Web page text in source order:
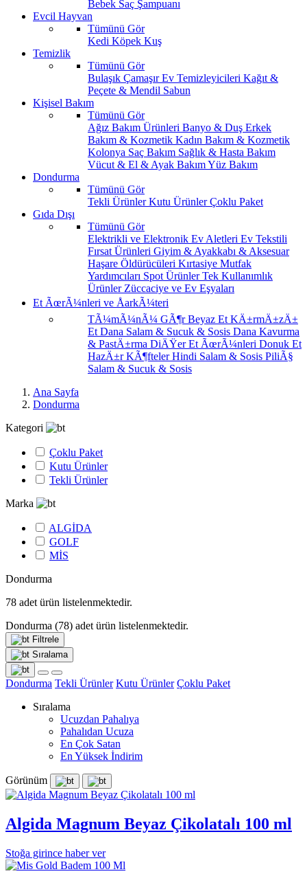
Bebek Saç Şampuanı
Evcil Hayvan
Tümünü Gör
Kedi Köpek Kuş
Temizlik
Tümünü Gör
Bulaşık ÇamaşırEv Temizleyicileri Kağıt &
Peçete & Mendil Sabun
Kişisel Bakım
Tümünü Gör
Ağız Bakım Ürünleri Banyo & Duş Erkek
Bakım & Kozmetik Kadın Bakım & Kozmetik
Kolonya Saç Bakım Sağlık & Hasta Bakım
Vücut & El & Ayak BakımYüz Bakım
Dondurma
Tümünü Gör
Tekli ÜrünlerKutu ÜrünlerÇoklu Paket
Gıda Dışı
Tümünü Gör
Elektrikli ve Elektronik Ev Aletleri Ev Tekstili
Fırsat Ürünleri Giyim & Ayakkabı & Aksesuar
Haşare Öldürücüleri Kırtasiye Mutfak
Yardımcıları Spot ÜrünlerTek Kullanımlık
Ürünler Züccaciye ve Ev Eşyaları
Et ÃœrÃ¼nleri ve ÅarkÃ¼teri
TÃ¼mÃ¼nÃ¼ GÃ¶rBeyaz Et KÄ±rmÄ±zÄ±
Et Dana Salam & Sucuk & Sosis Dana Kavurma
& PastÄ±rma DiÄŸer Et ÃœrÃ¼nleri Donuk Et
HazÄ±r KÃ¶ftelerHindi Salam & Sosis PiliÃ§
Salam & Sucuk & Sosis
Ana Sayfa
Dondurma
Kategori
Çoklu Paket
Kutu Ürünler
Tekli Ürünler
Marka
ALGİDA
GOLF
MİS
Dondurma
78 adet ürün listelenmektedir.
Dondurma (78) adet ürün listelenmektedir.
Filtrele
Sıralama
Dondurma Tekli Ürünler Kutu Ürünler Çoklu Paket
Sıralama
Ucuzdan Pahalıya
Pahalıdan Ucuza
En Çok Satan
En Yüksek İndirim
Görünüm
Algida Magnum Beyaz Çikolatalı 100 ml
Stoğa girince haber ver